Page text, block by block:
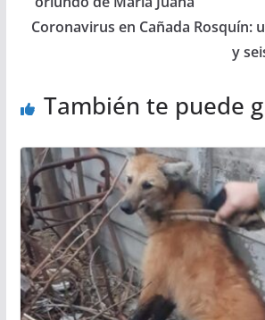
Coronavirus en Cañada Rosquín:
y
También te puede